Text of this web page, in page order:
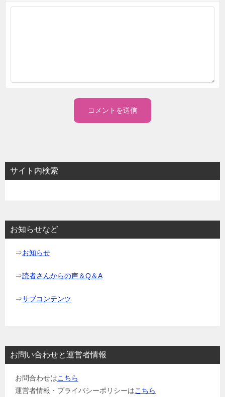
サイト内検索
お知らせなど
⇒お知らせ
⇒読者さんからの声＆Q＆A
⇒サブコンテンツ
お問い合わせと運営者情報
お問合わせはこちら
運営者情報・プライバシーポリシーはこちら